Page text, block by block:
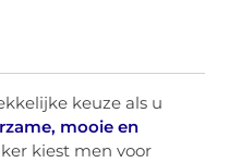
keuze als u
mooie en
kiest men voor